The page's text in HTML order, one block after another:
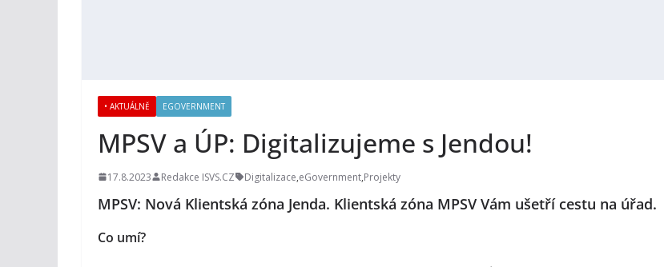
• AKTUÁLNĚ EGOVERNMENT
MPSV a ÚP: Digitalizujeme s Jendou!
17.8.2023 Redakce ISVS.CZ Digitalizace,eGovernment,Projekty
MPSV: Nová Klientská zóna Jenda. Klientská zóna MPSV Vám ušetří cestu na úřad.
Co umí?